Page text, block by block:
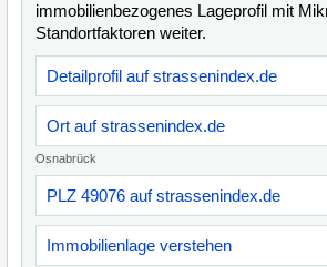
immobilienbezogenes Lageprofil mit
Standortfaktoren weiter.
Detailprofil auf strassenindex.de
Ort auf strassenindex.de
Osnabrück
PLZ 49076 auf strassenindex.de
Immobilienlage verstehen